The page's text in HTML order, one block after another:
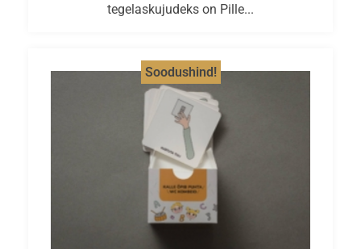
tegelaskujudeks on Pille...
Soodushind!